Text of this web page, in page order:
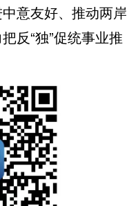
意友好、推动两岸
反“独”促统事业推